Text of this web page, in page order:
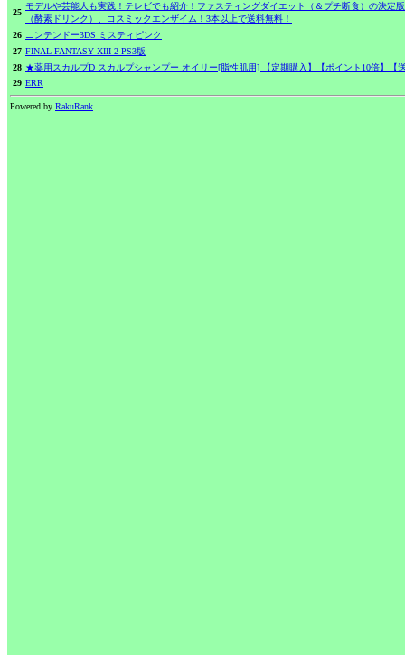
25
モデルや芸能人も実践！テレビでも紹介！ファスティングダイエット（＆プチ断食）の決定
（酵素ドリンク）、コスミックエンザイム！3本以上で送料無料！
26 ニンテンドー3DS ミスティピンク
27 FINAL FANTASY XIII-2 PS3版
28 ★薬用スカルプD スカルプシャンプー オイリー[脂性肌用] 【定期購入】【ポイント10倍】【
29 ERR
Powered by RakuRank